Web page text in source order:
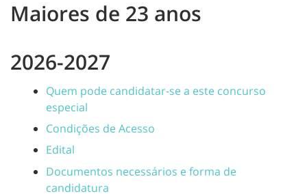
Maiores de 23 anos
2026-2027
Quem pode candidatar-se a este concurso
especial
Condições de Acesso
Edital
Documentos necessários e forma de
candidatura